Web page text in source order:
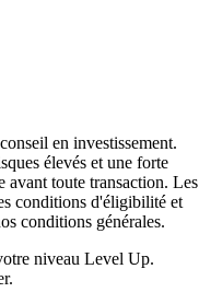
en investissement.
élevés et une forte
avant toute transaction. Les
conditions d'éligibilité et
conditions générales.
niveau Level Up.